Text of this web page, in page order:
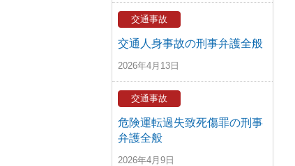
交通事故
交通人身事故の刑事弁護全般
2026年4月13日
交通事故
危険運転過失致死傷罪の刑事
弁護全般
2026年4月9日